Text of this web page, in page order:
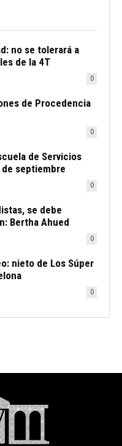
no se tolerará a
de la 4T
0
de Procedencia
0
de Servicios
septiembre
0
se debe
Bertha Ahued
0
nieto de Los Súper
0